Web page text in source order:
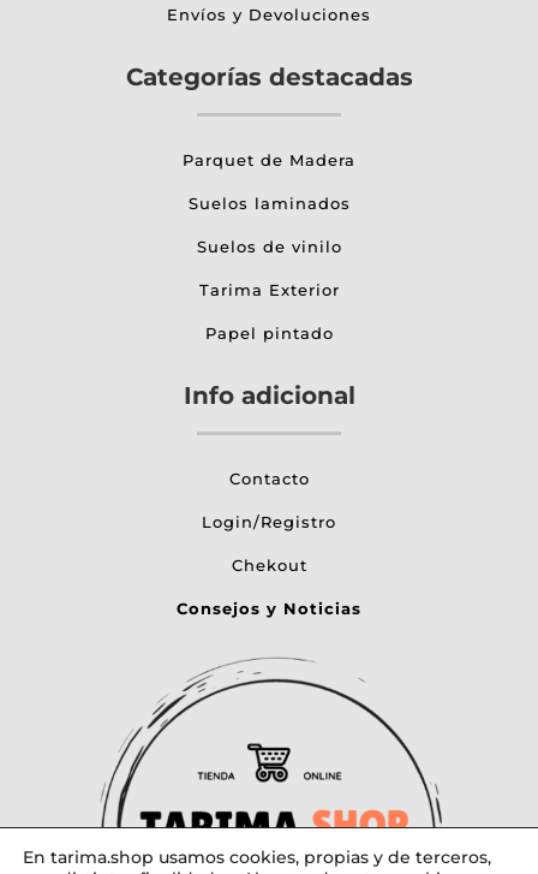
Envíos y Devoluciones
Categorías destacadas
Parquet de Madera
Suelos laminados
Suelos de vinilo
Tarima Exterior
Papel pintado
Info adicional
Contacto
Login/Registro
Chekout
Consejos y Noticias
En tarima.shop usamos cookies, propias y de terceros,